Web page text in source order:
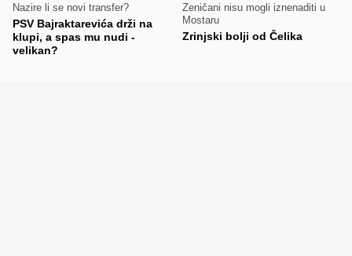
Nazire li se novi transfer?
PSV Bajraktarevića drži na
klupi, a spas mu nudi -
velikan?
Zeničani nisu mogli iznenaditi u
Mostaru
Zrinjski bolji od Čelika